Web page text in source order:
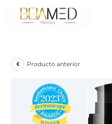
Producto anterior